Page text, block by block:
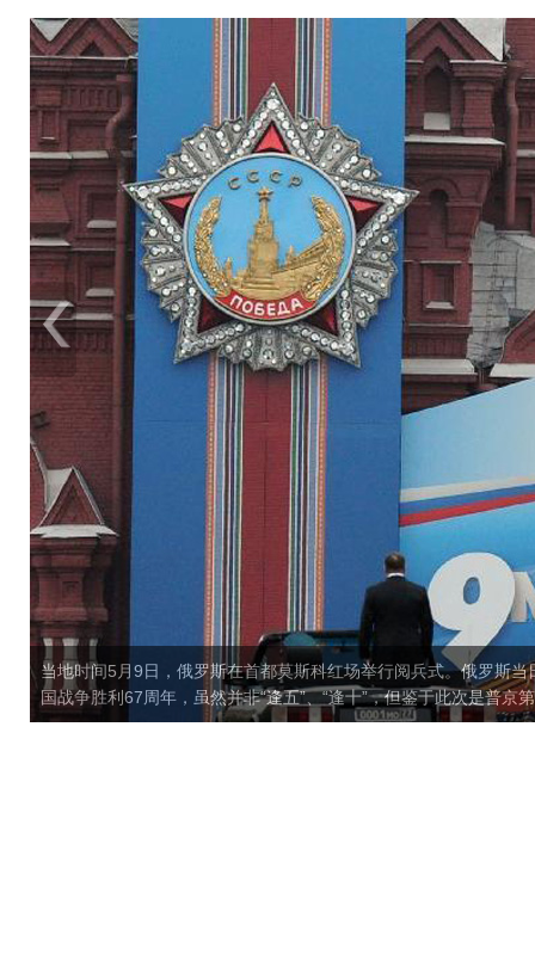
当地时间5月9日，俄罗斯在首都莫斯科红场举行阅兵式。俄罗斯
国战争胜利67周年，虽然并非“逢五”、“逢十”，但鉴于此次是普